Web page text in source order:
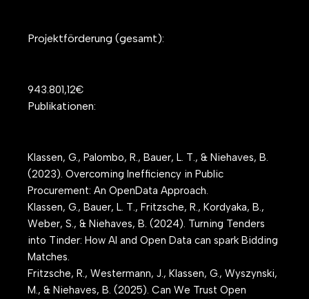
Projektförderung (gesamt):
943.801,12€
Publikationen:
Klassen, G., Palombo, R., Bauer, L. T., & Niehaves, B.
(2023). Overcoming Inefficiency in Public
Procurement: An OpenData Approach.
Klassen, G., Bauer, L. T., Fritzsche, R., Kordyaka, B.,
Weber, S., & Niehaves, B. (2024). Turning Tenders
into Tinder: How AI and Open Data can spark Bidding
Matches.
Fritzsche, R., Westermann, J., Klassen, G., Wyszynski,
M., & Niehaves, B. (2025). Can We Trust Open